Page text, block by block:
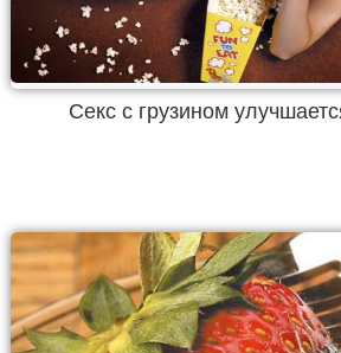
Секс с грузином